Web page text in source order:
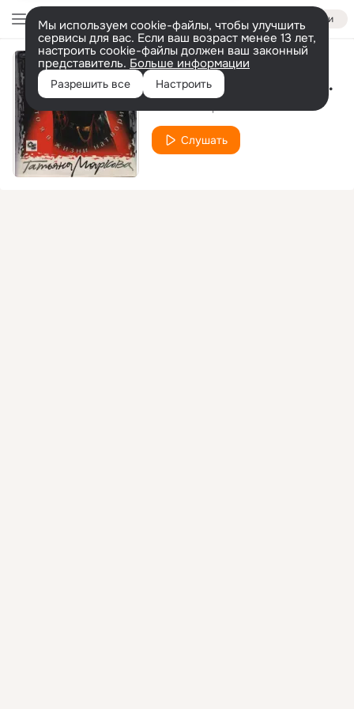
Войти
Мы используем cookie-файлы, чтобы улучшить
сервисы для вас. Если ваш возраст менее 13 лет,
настроить cookie-файлы должен ваш законный
представитель. Больше информации
Разрешить все Настроить Что я в жизни натворила
Слушать